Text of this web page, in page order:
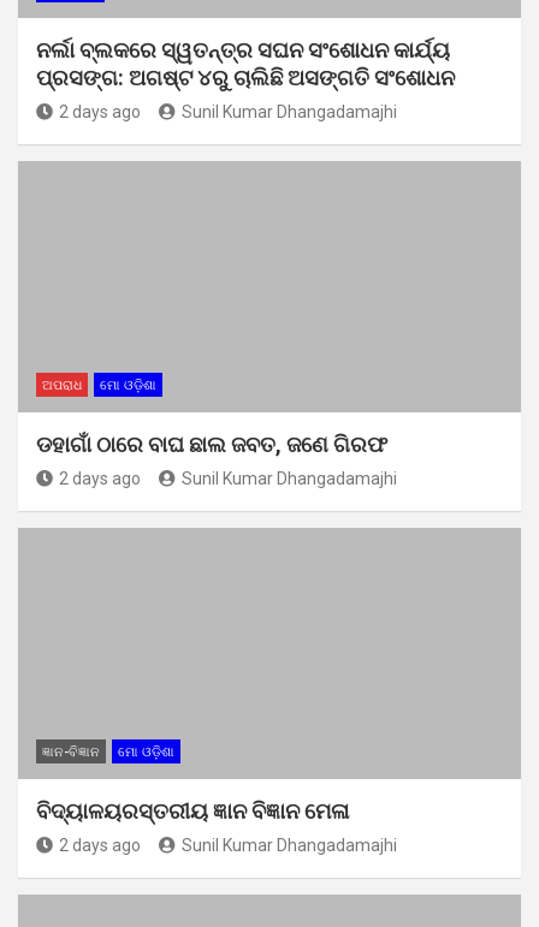
ନର୍ଲା ବ୍ଲକରେ ସ୍ୱତନ୍ତ୍ର ସଘନ ସଂଶୋଧନ କାର୍ଯ୍ୟ
ପ୍ରସଙ୍ଗ: ଅଗଷ୍ଟ ୪ରୁ ଚାଲିଛି ଅସଙ୍ଗତି ସଂଶୋଧନ
2 days ago Sunil Kumar Dhangadamajhi
ଅପରାଧ ମୋ ଓଡ଼ିଶା
ଡହାଗାଁ ଠାରେ ବାଘ ଛାଲ ଜବତ, ଜଣେ ଗିରଫ
2 days ago Sunil Kumar Dhangadamajhi
ଜ୍ଞାନ-ବିଜ୍ଞାନ ମୋ ଓଡ଼ିଶା
ବିଦ୍ୟାଳୟରସ୍ତରୀୟ ଜ୍ଞାନ ବିଜ୍ଞାନ ମେଳା
2 days ago Sunil Kumar Dhangadamajhi